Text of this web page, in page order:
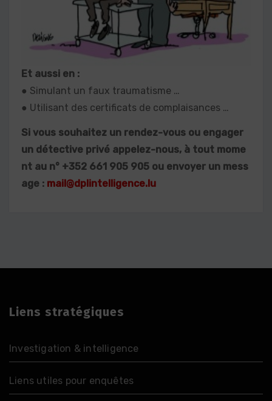
Et aussi en :
● Simulant un faux traumatisme …
● Utilisant des certificats de complaisances …
Si vous souhaitez un rendez-vous ou engager
un détective privé appelez-nous, à tout mome
nt au n° +352 661 905 905 ou envoyer un mess
age : mail@dplintelligence.lu
Liens stratégiques
Investigation & intelligence
Liens utiles pour enquêtes